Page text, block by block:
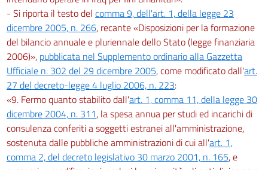
- Si riporta il testo del comma 9, dell'art. 1, della legge 23
dicembre 2005, n. 266, recante «Disposizioni per la formazione
del bilancio annuale e pluriennale dello Stato (legge finanziaria
2006)», pubblicata nel Supplemento ordinario alla Gazzetta
Ufficiale n. 302 del 29 dicembre 2005, come modificato dall'art.
27 del decreto-legge 4 luglio 2006, n. 223:
«9. Fermo quanto stabilito dall'art. 1, comma 11, della legge 30
dicembre 2004, n. 311, la spesa annua per studi ed incarichi di
consulenza conferiti a soggetti estranei all'amministrazione,
sostenuta dalle pubbliche amministrazioni di cui all'art. 1,
comma 2, del decreto legislativo 30 marzo 2001, n. 165, e